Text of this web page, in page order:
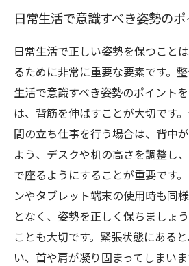
日常生活で意識すべき姿勢のポ
日常生活で正しい姿勢を保つこと
るために非常に重要な要素です。
生活で意識すべき姿勢のポイント
は、背筋を伸ばすことが大切です
間の立ち仕事を行う場合は、背中
よう、デスクや机の高さを調整し
で座るようにすることが重要です
ンやタブレット端末の使用時も同
となく、姿勢を正しく保ちましょ
ことも大切です。緊張状態にある
い、首や肩が凝り固まってしまい